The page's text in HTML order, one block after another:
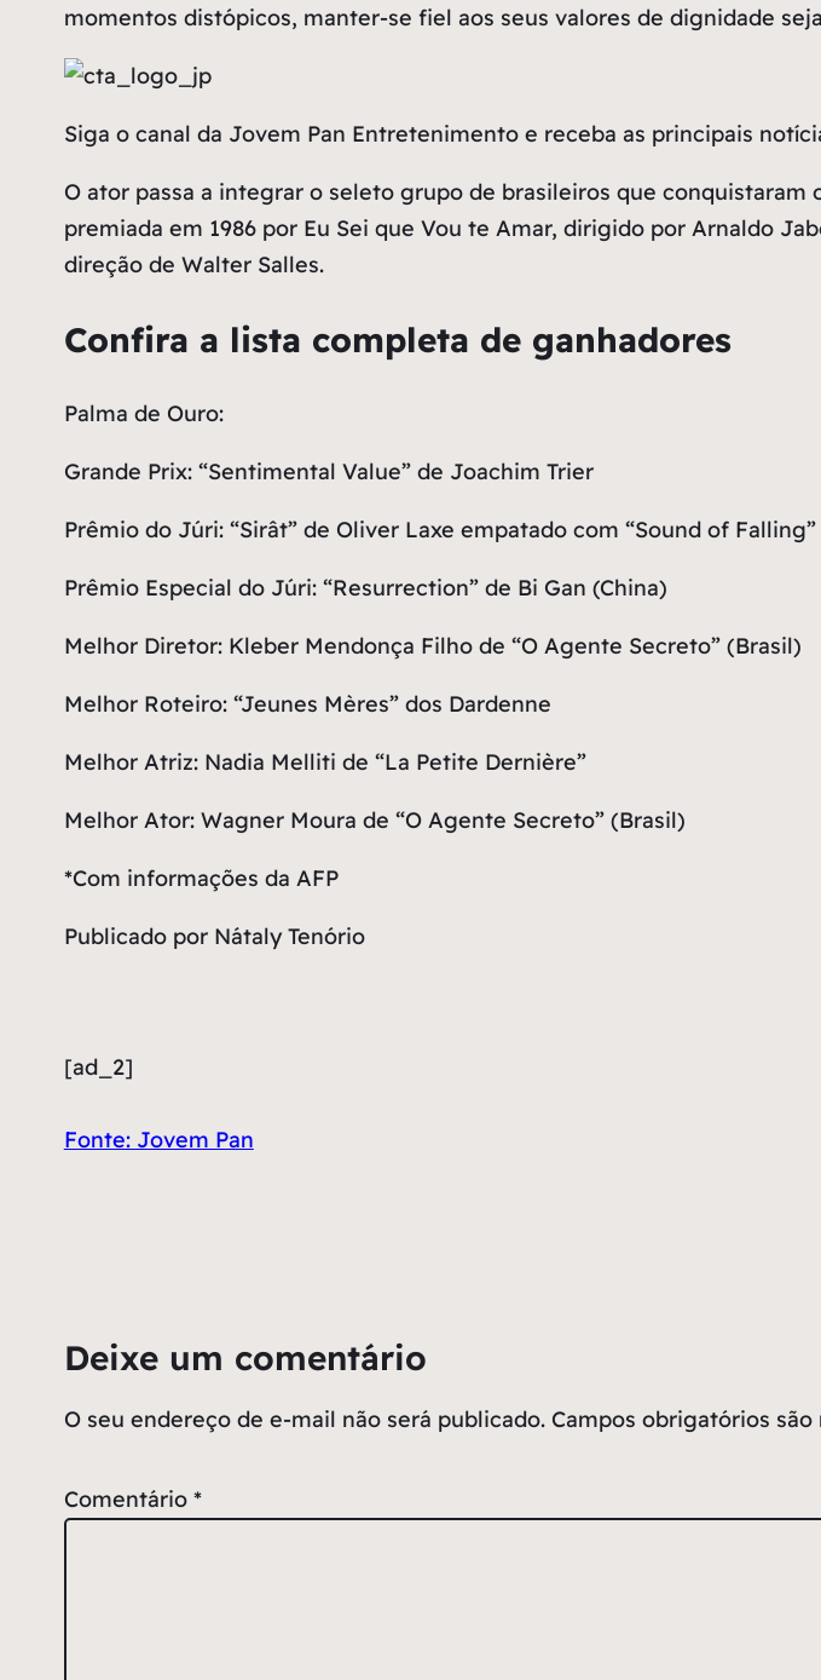
momentos distópicos, manter-se fiel aos seus valores de dignidade
Siga o canal da Jovem Pan Entretenimento e receba as principais
O ator passa a integrar o seleto grupo de brasileiros que
premiada em 1986 por Eu Sei que Vou te Amar, dirigido por Arnaldo
direção de Walter Salles.
Confira a lista completa de ganhadores
Palma de Ouro:
Grande Prix: “Sentimental Value” de Joachim Trier
Prêmio do Júri: “Sirât” de Oliver Laxe empatado com “Sound of
Prêmio Especial do Júri: “Resurrection” de Bi Gan (China)
Melhor Diretor: Kleber Mendonça Filho de “O Agente Secreto” (Brasil)
Melhor Roteiro: “Jeunes Mères” dos Dardenne
Melhor Atriz: Nadia Melliti de “La Petite Dernière”
Melhor Ator: Wagner Moura de “O Agente Secreto” (Brasil)
*Com informações da AFP
Publicado por Nátaly Tenório
[ad_2]
Fonte: Jovem Pan
Deixe um comentário
O seu endereço de e-mail não será publicado. Campos obrigatórios são
Comentário *